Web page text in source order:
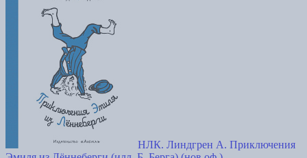
НЛК. Линдгрен А. Приключения